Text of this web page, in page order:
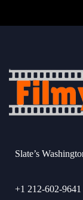
Slate’s
+1 212-602-9641